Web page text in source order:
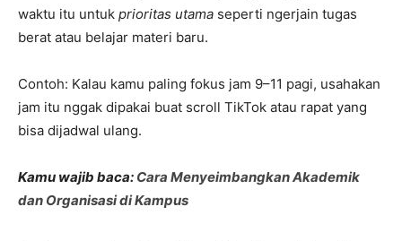
waktu itu untuk prioritas utama seperti ngerjain tugas
berat atau belajar materi baru.
Contoh: Kalau kamu paling fokus jam 9–11 pagi, usahakan
jam itu nggak dipakai buat scroll TikTok atau rapat yang
bisa dijadwal ulang.
Kamu wajib baca: Cara Menyeimbangkan Akademik
dan Organisasi di Kampus